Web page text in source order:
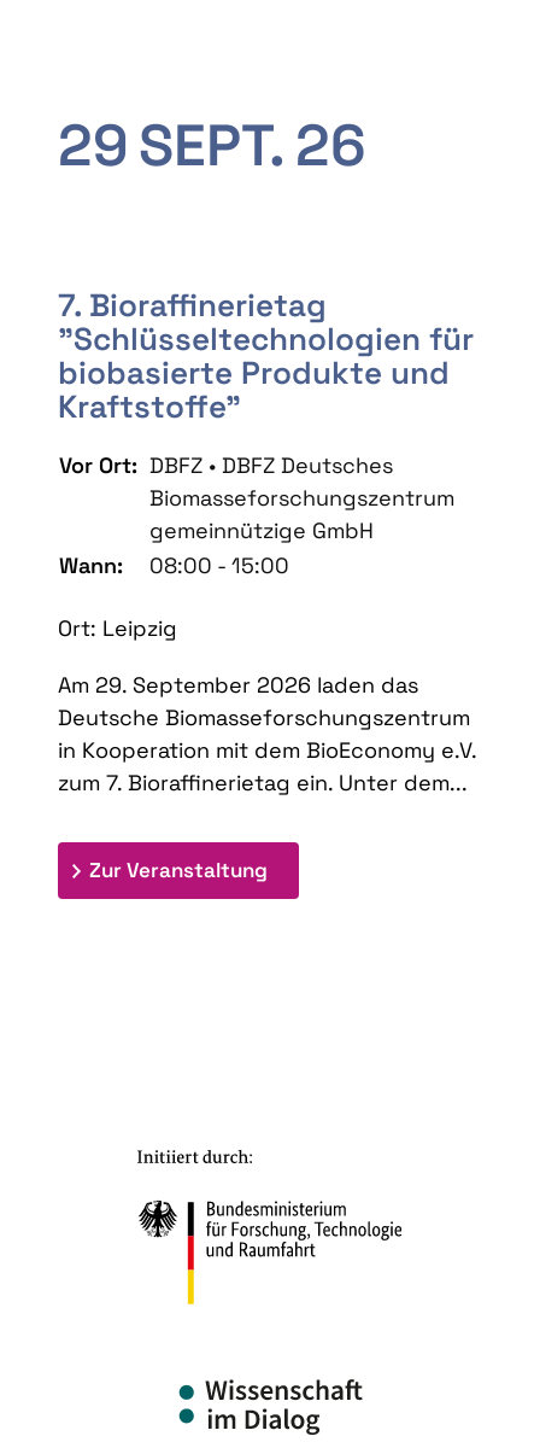
29SEPT. 26
7. Bioraffinerietag
"Schlüsseltechnologien für
biobasierte Produkte und
Kraftstoffe"
Vor Ort: DBFZ • DBFZ Deutsches
Biomasseforschungszentrum
gemeinnützige GmbH
Wann:
08:00 - 15:00
Ort: Leipzig
Am 29. September 2026 laden das
Deutsche Biomasseforschungszentrum
in Kooperation mit dem BioEconomy e.V.
zum 7. Bioraffinerietag ein. Unter dem...
Zur Veranstaltung